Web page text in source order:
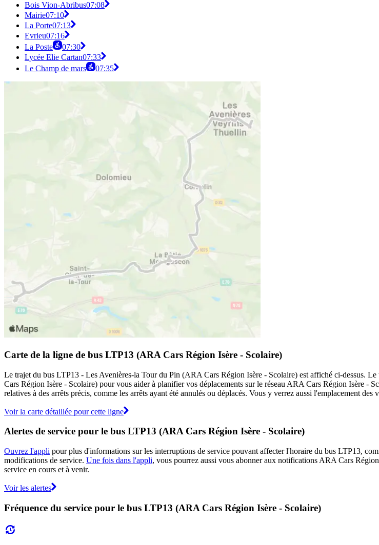
Bois Vion-Abribus07:08
Mairie07:10
La Porte07:13
Evrieu07:16
La Poste
07:30
Lycée Elie Cartan07:33
Le Champ de mars
07:35
Carte de la ligne de bus LTP13 (ARA Cars Région Isère - Scolaire)
Le trajet du bus LTP13 - Les Avenières-la Tour du Pin (ARA Cars Région Isère - Scolaire) est affiché ci-dessus.
Cars Région Isère - Scolaire) pour vous aider à planifier vos déplacements sur le réseau ARA Cars Région Isère -
relatives à des arrêts précis, comme les arrêts ayant été annulés ou déplacés. Vous y verrez aussi l'emplacement
Voir la carte détaillée pour cette ligne
Alertes de service pour le bus LTP13 (ARA Cars Région Isère - Scolaire)
Ouvrez l'appli pour plus d'informations sur les interruptions de service pouvant affecter l'horaire du bus LTP13,
modifications de service. Une fois dans l'appli, vous pourrez aussi vous abonner aux notifications ARA Cars
service en cours et à venir.
Voir les alertes
Fréquence du service pour le bus LTP13 (ARA Cars Région Isère - Scolaire)